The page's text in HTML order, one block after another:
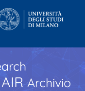
Archivio